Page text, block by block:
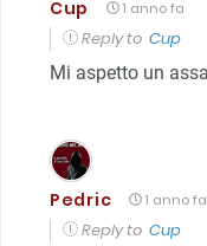
Cup 1 anno fa
Reply to Cup
Mi aspetto un
Pedric 1 anno fa
Reply to Cup